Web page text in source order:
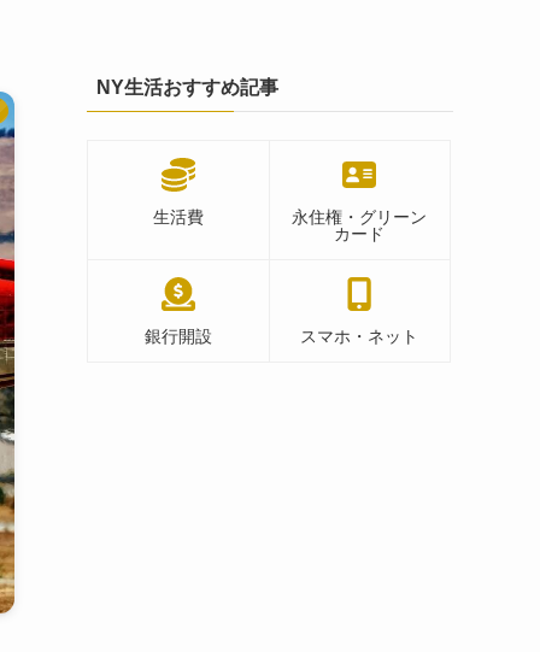
NY生活おすすめ記事
生活費
永住権・グリーン
カード
銀行開設 スマホ・ネット